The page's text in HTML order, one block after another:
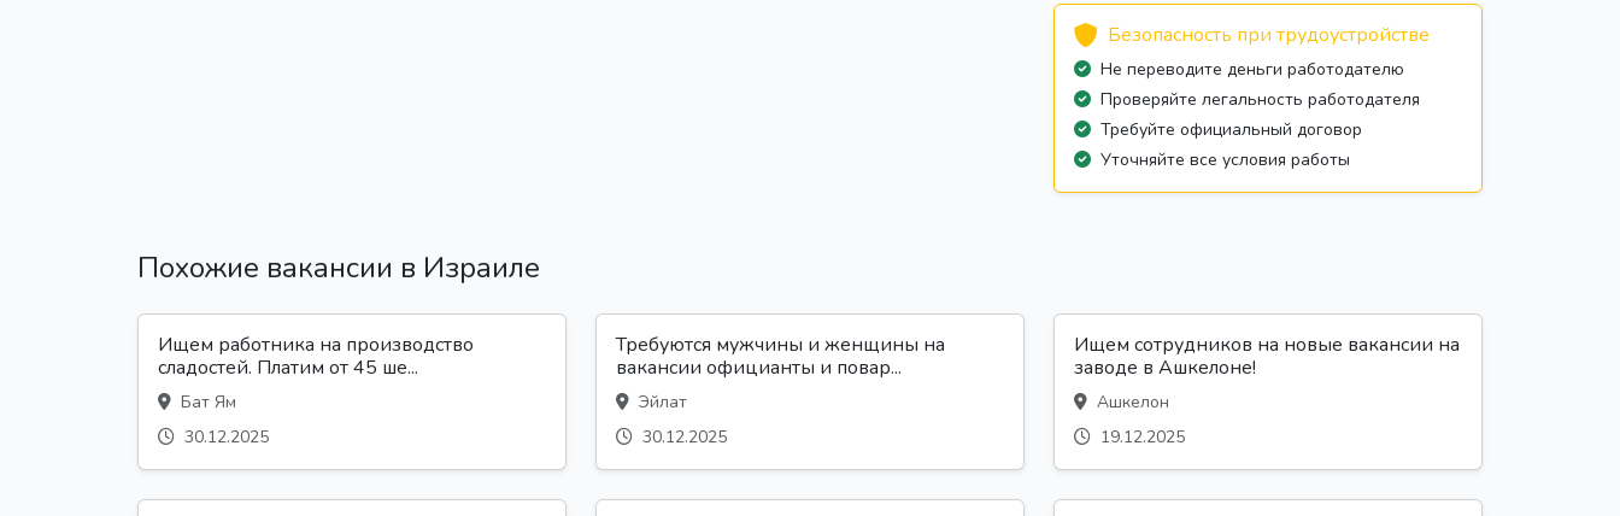
Безопасность при трудоустройстве
Не переводите деньги работодателю
Проверяйте легальность работодателя
Требуйте официальный договор
Уточняйте все условия работы
Похожие вакансии в Израиле
Ищем работника на производство
сладостей. Платим от 45 ше...
Бат Ям
30.12.2025
Требуются мужчины и женщины на
вакансии официанты и повар...
Эйлат
30.12.2025
Ищем сотрудников на новые вакансии на
заводе в Ашкелоне!
Ашкелон
19.12.2025